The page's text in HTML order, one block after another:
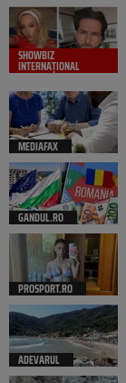
SHOWBIZ
INTERNAȚIONAL
MEDIAFAX
GANDUL.RO
PROSPORT.RO
ADEVARUL